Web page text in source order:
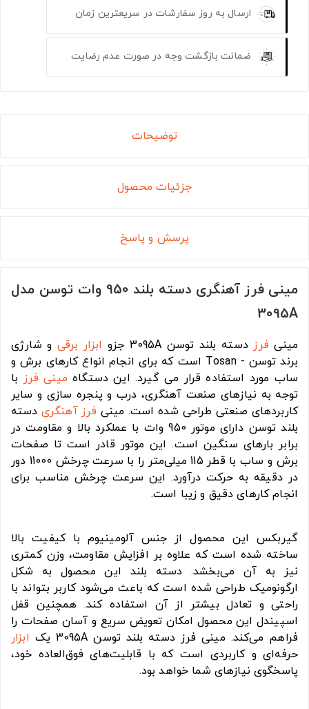
ارسال به روز سفارشات در سریعترین زمان
ضمانت بازگشت وجه در صورت عدم رضایت
توضیحات
جزئیات محصول
پرسش و پاسخ
مینی فرز آهنگری دسته بلند 950 وات توسن مدل
3095A
مینی فرز دسته بلند توسن 3095A جزو ابزار برقیو شارژی
برند توسن - Tosan است که برای انجام انواع کارهای برش و
ساب مورد استفاده قرار می گیرد. این دستگاه مینی فرز با
توجه به نیازهای صنعت آهنگری، درب و پنجره سازی و سایر
کاربردهای صنعتی طراحی شده است. مینی فرز آهنگری دسته
بلند توسن دارای موتور 950 وات با عملکرد بالا و مقاومت در
برابر بارهای سنگین است. این موتور قادر است تا صفحات
برش و ساب با قطر 115 میلی‌متر را با سرعت چرخش 11000 دور
در دقیقه به حرکت درآورد. این سرعت چرخش مناسب برای
انجام کارهای دقیق و زیبا است.
گیربکس این محصول از جنس آلومینیوم با کیفیت بالا
ساخته شده است که علاوه بر افزایش مقاومت، وزن کمتری
نیز به آن می‌بخشد. دسته بلند این محصول به شکل
ارگونومیک طراحی شده است که باعث می‌شود کاربر بتواند با
راحتی و تعادل بیشتر از آن استفاده کند. همچنین قفل
اسپیندل این محصول امکان تعویض سریع و آسان صفحات را
فراهم می‌کند. مینی فرز دسته بلند توسن 3095A یک
ابزار
حرفه‌ای و کاربردی است که با قابلیت‌های فوق‌العاده خود،
پاسخگوی نیازهای شما خواهد بود.